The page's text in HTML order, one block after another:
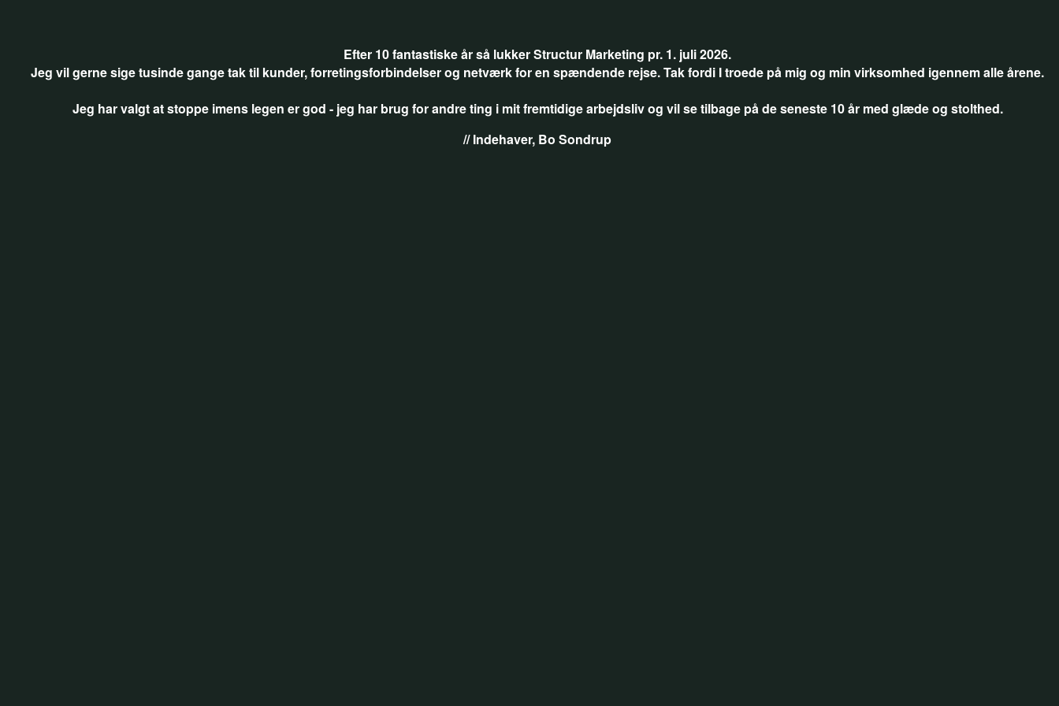
Efter 10 fantastiske år så lukker Structur Marketing pr. 1. juli 2026.
Jeg vil gerne sige tusinde gange tak til kunder, forretingsforbindelser og netværk for en spændende rejse. Tak fordi I troede på mig og min virksomhed igennem alle årene.
Jeg har valgt at stoppe imens legen er god - jeg har brug for andre ting i mit fremtidige arbejdsliv og vil se tilbage på de seneste 10 år med glæde og stolthed.
// Indehaver, Bo Sondrup